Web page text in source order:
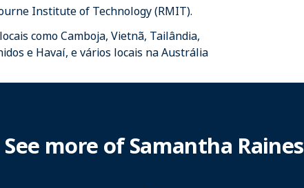
Institute of Technology (RMIT).
como Camboja, Vietnã, Tailândia,
e Havaí, e vários locais na Austrália
See more of Samantha Raines